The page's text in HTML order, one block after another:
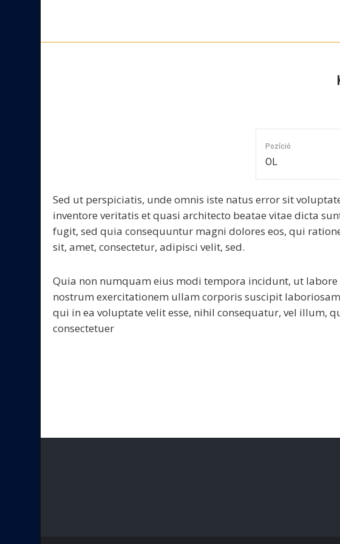
Pozíció
OL
Sed ut perspiciatis, unde omnis iste natus error sit
inventore veritatis et quasi architecto beatae vitae dicta
fugit, sed quia consequuntur magni dolores eos, qui
sit, amet, consectetur, adipisci velit, sed.
Quia non numquam eius modi tempora incidunt, ut
nostrum exercitationem ullam corporis suscipit
qui in ea voluptate velit esse, nihil consequatur, vel illum,
consectetuer